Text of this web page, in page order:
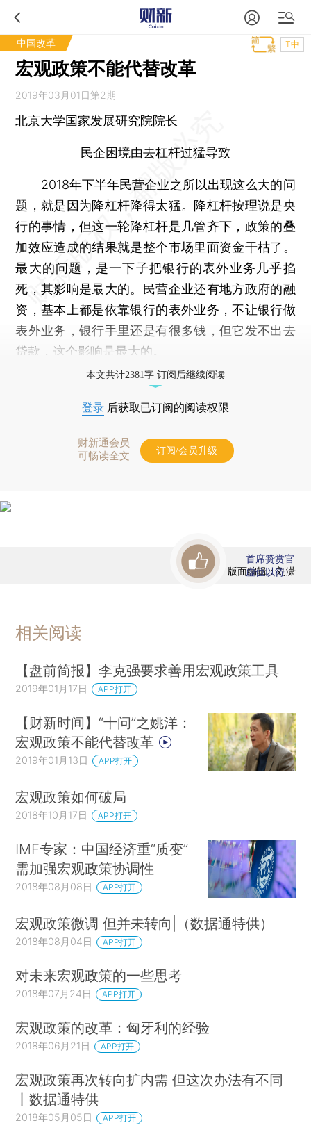
中国改革 T中
宏观政策不能代替改革
2019年03月01日第2期
北京大学国家发展研究院院长
民企困境由去杠杆过猛导致
2018年下半年民营企业之所以出现这么大的问
题，就是因为降杠杆降得太猛。降杠杆按理说是央
行的事情，但这一轮降杠杆是几管齐下，政策的叠
加效应造成的结果就是整个市场里面资金干枯了。
最大的问题，是一下子把银行的表外业务几乎掐
死，其影响是最大的。民营企业还有地方政府的融
资，基本上都是依靠银行的表外业务，不让银行做
表外业务，银行手里还是有很多钱，但它发不出去
贷款，这个影响是最大的。
本文共计2381字 订阅后继续阅读
登录 后获取已订阅的阅读权限
财新通会员
可畅读全文
订阅/会员升级
版面编辑：刘潇
首席赞赏官
虚位以待
相关阅读
【盘前简报】李克强要求善用宏观政策工具
2019年01月17日 APP打开
【财新时间】“十问”之姚洋：
宏观政策不能代替改革
2019年01月13日 APP打开
宏观政策如何破局
2018年10月17日 APP打开
IMF专家：中国经济重“质变”
需加强宏观政策协调性
2018年08月08日 APP打开
宏观政策微调 但并未转向|（数据通特供）
2018年08月04日 APP打开
对未来宏观政策的一些思考
2018年07月24日 APP打开
宏观政策的改革：匈牙利的经验
2018年06月21日 APP打开
宏观政策再次转向扩内需 但这次办法有不同
丨数据通特供
2018年05月05日 APP打开